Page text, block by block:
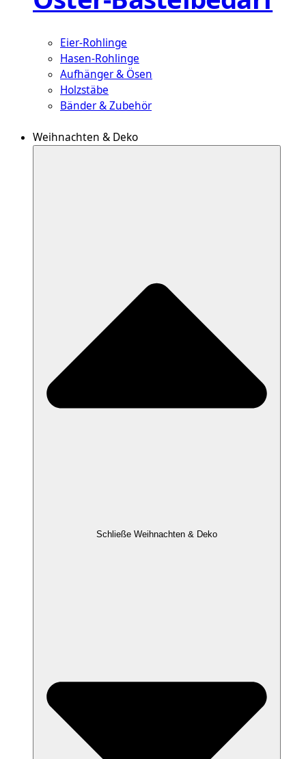
Eier-Rohlinge
Hasen-Rohlinge
Aufhänger & Ösen
Holzstäbe
Bänder & Zubehör
Weihnachten & Deko
Schließe Weihnachten & Deko